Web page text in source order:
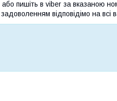
пишіть в viber за вказаною
відповідімо на всі